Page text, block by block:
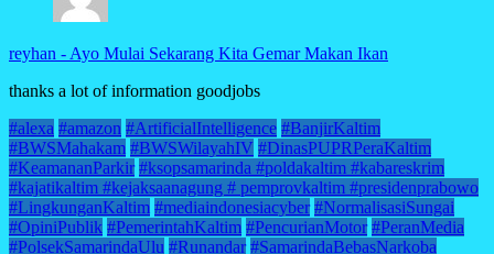
reyhan - Ayo Mulai Sekarang Kita Gemar Makan Ikan
thanks a lot of information goodjobs
#alexa #amazon #ArtificialIntelligence #BanjirKaltim
#BWSMahakam #BWSWilayahIV #DinasPUPRPeraKaltim
#KeamananParkir #ksopsamarinda #poldakaltim #kabareskrim
#kajatikaltim #kejaksaanagung # pemprovkaltim #presidenprabowo
#LingkunganKaltim #mediaindonesiacyber #NormalisasiSungai
#OpiniPublik #PemerintahKaltim #PencurianMotor #PeranMedia
#PolsekSamarindaUlu #Runandar #SamarindaBebasNarkoba